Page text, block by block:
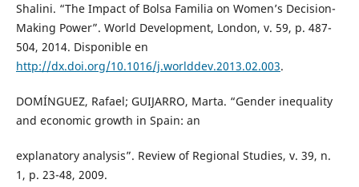
Shalini. “The Impact of Bolsa Familia on Women’s Decision-
Making Power”. World Development, London, v. 59, p. 487-
504, 2014. Disponible en
http://dx.doi.org/10.1016/j.worlddev.2013.02.003.
DOMÍNGUEZ, Rafael; GUIJARRO, Marta. “Gender inequality
and economic growth in Spain: an
explanatory analysis”. Review of Regional Studies, v. 39, n.
1, p. 23-48, 2009.